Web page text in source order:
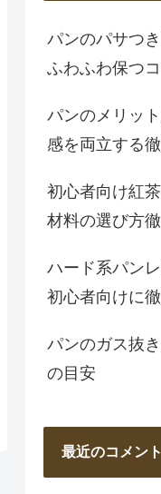
パンのパサつ
ふわふわ保つ
パンのメリッ
感を両立する
初心者向け紅
材料の選び方
ハード系パン
初心者向けに
パンのガス抜
の目安
最近のコメント